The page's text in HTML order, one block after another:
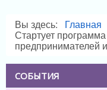
Вы здесь: Главная
Стартует
предпринимателей
СОБЫТИЯ